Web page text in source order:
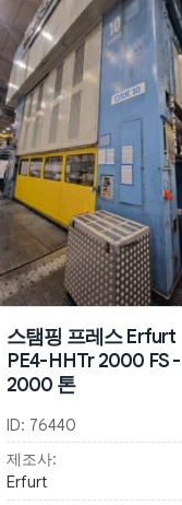
스탬핑 프레스 Erfurt
PE4-HHTr 2000 FS -
2000 톤
ID: 76440
제조사:
Erfurt